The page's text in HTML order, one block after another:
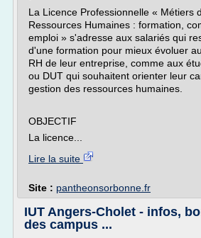
La Licence Professionnelle « Métiers
Ressources Humaines : formation,
emploi » s'adresse aux salariés qui
d'une formation pour mieux évoluer
RH de leur entreprise, comme aux
ou DUT qui souhaitent orienter leur
gestion des ressources humaines.
OBJECTIF
La licence...
Lire la suite
Site : pantheonsorbonne.fr
IUT Angers-Cholet - infos,
des campus ...